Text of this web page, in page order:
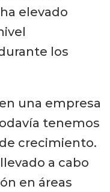
elevado
los
una empresa
tenemos
crecimiento.
a cabo
en áreas